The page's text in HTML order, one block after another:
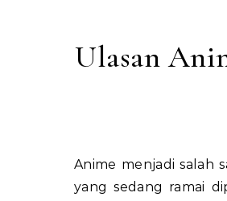
Ulasan
Anime menjadi salah satu hiburan favorit bagi penggemar fantasi dan aksi. Salah satu rilisan terbaru
yang sedang ramai